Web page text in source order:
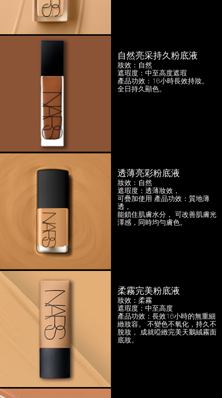
自然亮采持久粉底液
妝效：自然
遮瑕度：中至高度遮瑕
產品功效：16小時長效持妝。
全日持久顯色。
透薄亮彩粉底液
妝效：自然
遮瑕度：透薄妝效，
可疊加使用 產品功效：質地薄
透，
能鎖住肌膚水分， 可改善肌膚光
澤感， 同時均勻膚色。
柔霧完美粉底液
妝效：柔霧
遮瑕度：中至高度
產品功效：長效16小時的無重細
緻妝容。
不變色不氧化，持久不
脫妝，
成就啞緻完美天鵝絨霧面
底妝。